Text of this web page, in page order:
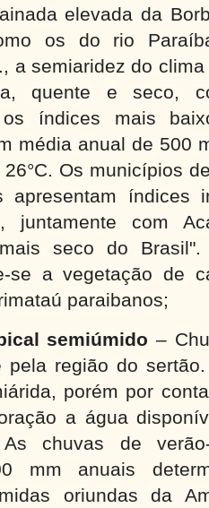
elevada da
os do rio
a semiaridez do
quente e seco,
os índices mais
média anual de 500
26°C. Os municípios
apresentam
juntamente com
seco do
se a vegetação de
paraibanos;
semiúmido –
pela região do
porém por
a água
As chuvas de
mm anuais
oriundas da